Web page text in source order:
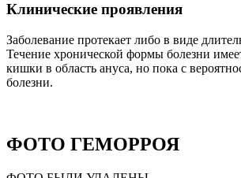
Клинические проявления
Заболевание протекает либо в виде
Течение хронической формы болезни
кишки в область ануса, но пока с
болезни.
ФОТО ГЕМОРРОЯ